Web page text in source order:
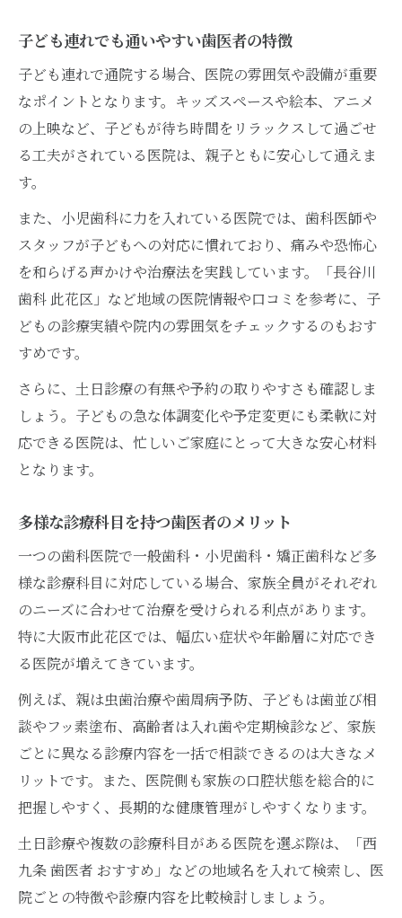
子ども連れでも通いやすい歯医者の特徴
子ども連れで通院する場合、医院の雰囲気や設備が重要
なポイントとなります。キッズスペースや絵本、アニメ
の上映など、子どもが待ち時間をリラックスして過ごせ
る工夫がされている医院は、親子ともに安心して通えま
す。
また、小児歯科に力を入れている医院では、歯科医師や
スタッフが子どもへの対応に慣れており、痛みや恐怖心
を和らげる声かけや治療法を実践しています。「長谷川
歯科 此花区」など地域の医院情報や口コミを参考に、子
どもの診療実績や院内の雰囲気をチェックするのもおす
すめです。
さらに、土日診療の有無や予約の取りやすさも確認しま
しょう。子どもの急な体調変化や予定変更にも柔軟に対
応できる医院は、忙しいご家庭にとって大きな安心材料
となります。
多様な診療科目を持つ歯医者のメリット
一つの歯科医院で一般歯科・小児歯科・矯正歯科など多
様な診療科目に対応している場合、家族全員がそれぞれ
のニーズに合わせて治療を受けられる利点があります。
特に大阪市此花区では、幅広い症状や年齢層に対応でき
る医院が増えてきています。
例えば、親は虫歯治療や歯周病予防、子どもは歯並び相
談やフッ素塗布、高齢者は入れ歯や定期検診など、家族
ごとに異なる診療内容を一括で相談できるのは大きなメ
リットです。また、医院側も家族の口腔状態を総合的に
把握しやすく、長期的な健康管理がしやすくなります。
土日診療や複数の診療科目がある医院を選ぶ際は、「西
九条 歯医者 おすすめ」などの地域名を入れて検索し、医
院ごとの特徴や診療内容を比較検討しましょう。